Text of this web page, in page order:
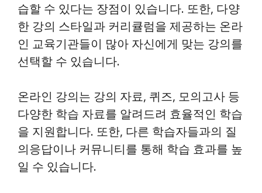
습할 수 있다는 장점이 있습니다. 또한, 다양
한 강의 스타일과 커리큘럼을 제공하는 온라
인 교육기관들이 많아 자신에게 맞는 강의를
선택할 수 있습니다.
온라인 강의는 강의 자료, 퀴즈, 모의고사 등
다양한 학습 자료를 알려드려 효율적인 학습
을 지원합니다. 또한, 다른 학습자들과의 질
의응답이나 커뮤니티를 통해 학습 효과를 높
일 수 있습니다.